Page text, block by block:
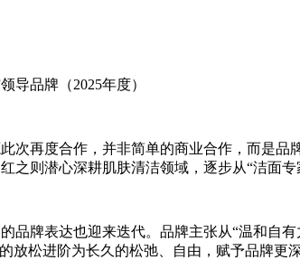
导品牌（2025年度）
次再度合作，并非简单的商业合作，而是
之则潜心深耕肌肤清洁领域，逐步从“洁面
品牌表达也迎来迭代。品牌主张从“温和自
放松进阶为长久的松弛、自由，赋予品牌更